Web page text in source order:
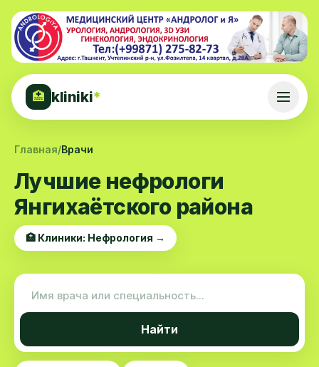
🏥 kliniki*
Главная/Врачи
Лучшие нефрологи
Янгихаётского района
🏥 Клиники: Нефрология →
Найти